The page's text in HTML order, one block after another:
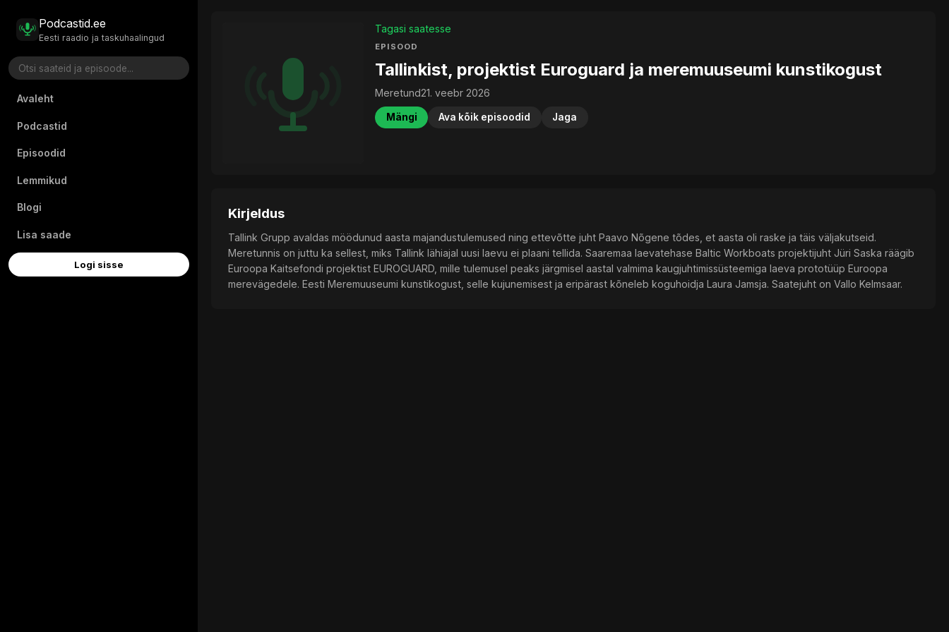
Podcastid.ee
Eesti raadio ja taskuhaalingud
Avaleht
Podcastid
Episoodid
Lemmikud
Blogi
Lisa saade
Logi sisse
Tagasi saatesse
EPISOOD
Tallinkist, projektist Euroguard ja meremuuseumi kunstikogust
Meretund21. veebr 2026
Mängi Ava kõik episoodid Jaga
Kirjeldus
Tallink Grupp avaldas möödunud aasta majandustulemused ning ettevõtte juht Paavo Nõgene tõdes, et aasta oli raske ja täis väljakutseid.
Meretunnis on juttu ka sellest, miks Tallink lähiajal uusi laevu ei plaani tellida. Saaremaa laevatehase Baltic Workboats projektijuht Jüri Saska räägib
Euroopa Kaitsefondi projektist EUROGUARD, mille tulemusel peaks järgmisel aastal valmima kaugjuhtimissüsteemiga laeva prototüüp Euroopa
merevägedele. Eesti Meremuuseumi kunstikogust, selle kujunemisest ja eripärast kõneleb koguhoidja Laura Jamsja. Saatejuht on Vallo Kelmsaar.